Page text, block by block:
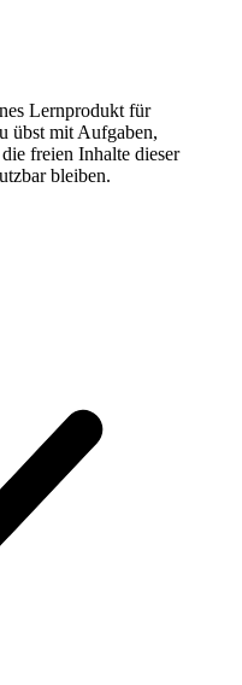
Lernprodukt für
übst mit Aufgaben,
freien Inhalte dieser
bleiben.